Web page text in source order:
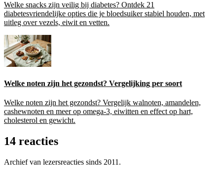
Welke snacks zijn veilig bij diabetes? Ontdek 21
diabetesvriendelijke opties die je bloedsuiker stabiel houden, met
uitleg over vezels, eiwit en vetten.
Welke noten zijn het gezondst? Vergelijking per soort
Welke noten zijn het gezondst? Vergelijk walnoten, amandelen,
cashewnoten en meer op omega-3, eiwitten en effect op hart,
cholesterol en gewicht.
14 reacties
Archief van lezersreacties sinds 2011.